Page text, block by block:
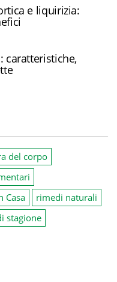
e liquirizia:
caratteristiche,
del corpo
Casa
rimedi naturali
stagione